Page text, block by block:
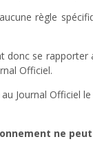
règle
donc se
Officiel.
Journal Officiel
ne